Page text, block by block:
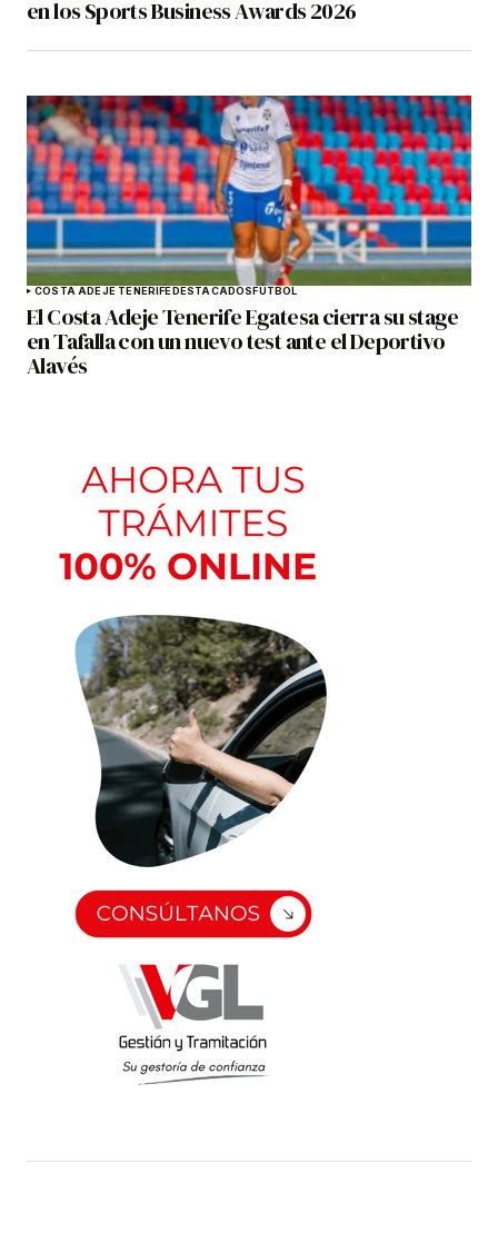
en los Sports Business Awards 2026
COSTA ADEJE TENERIFEDESTACADOSFÚTBOL
El Costa Adeje Tenerife Egatesa cierra su stage
en Tafalla con un nuevo test ante el Deportivo
Alavés